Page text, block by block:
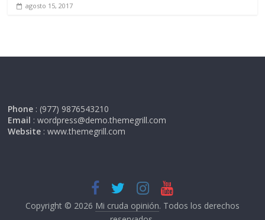
agosto 15, 2017
Phone : (977) 9876543210
Email : wordpress@demo.themegrill.com
Website : www.themegrill.com
Copyright © 2026 Mi cruda opinión. Todos los derechos